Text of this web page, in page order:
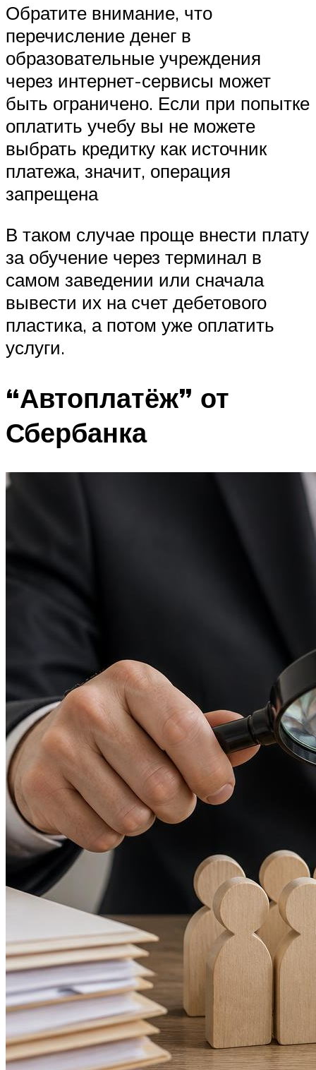
Обратите внимание, что
перечисление денег в
образовательные учреждения
через интернет-сервисы может
быть ограничено. Если при попытке
оплатить учебу вы не можете
выбрать кредитку как источник
платежа, значит, операция
запрещена
В таком случае проще внести плату
за обучение через терминал в
самом заведении или сначала
вывести их на счет дебетового
пластика, а потом уже оплатить
услуги.
“Автоплатёж” от
Сбербанка